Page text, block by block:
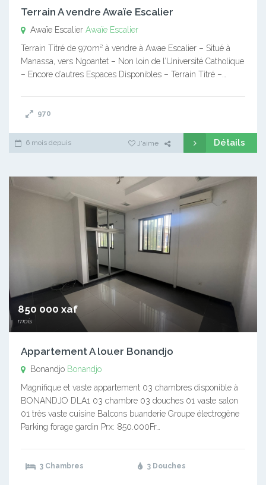
Terrain A vendre Awaïe Escalier
Awaïe Escalier Awaïe Escalier
Terrain Titré de 970m² à vendre à Awae Escalier – Situé à
Manassa, vers Ngoantet – Non loin de l’Université Catholique
– Encore d’autres Espaces Disponibles – Terrain Titré –…
970
6 mois depuis J'aime Détails
850 000 xaf
mois
Appartement A louer Bonandjo
Bonandjo Bonandjo
Magnifique et vaste appartement 03 chambres disponible à
BONANDJO DLA1 03 chambre 03 douches 01 vaste salon
01 très vaste cuisine Balcons buanderie Groupe électrogène
Parking forage gardin Prx: 850.000Fr…
3 Chambres 3 Douches